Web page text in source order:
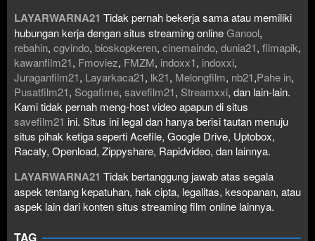
LAYARWARNA21 Tidak pernah bekerja sama atau memiliki
hubungan kerja dengan situs streaming onlineGanool,
rebahin, cgvindo, bioskopkeren, cinemaindo, dunia21, filmapik,
kawanfilm21, Fmoviez, FMZM, indoxx1, indoxxi,
Juraganfilm21, Layarkaca21, lk21, Melongfilm, nb21,Pahe in,
Pusatfilm21, Sogafime, savefilm21, Streamxxi, dan lain-lain.
Kami tidak pernah meng-host video apapun di situs
savefilm21 ini. Situs ini legal dan hanya berisi tautan menuju
situs pihak ketiga seperti Acefile, Google Drive, Uptobox,
Racaty, Openload, Zippyshare, Rapidvideo, dan lainnya.
LAYARWARNA21 Tidak bertanggung jawab atas segala
aspek tentang kepatuhan, hak cipta, legalitas, kesopanan, atau
aspek lain dari konten situs streaming film online lainnya.
TAG